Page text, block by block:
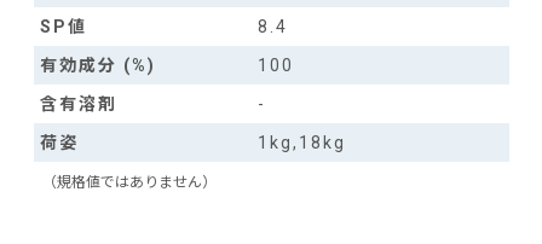
SP値
8.4
有効成分 (%)
100
含有溶剤
-
荷姿
1kg,18kg
（規格値ではありません）